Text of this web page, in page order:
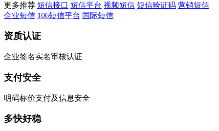
更多推荐 短信接口 短信平台 视频短信 短信验证码 营销短信
企业短信 106短信平台 国际短信
资质认证
企业签名实名审核认证
支付安全
明码标价支付及信息安全
多快好稳